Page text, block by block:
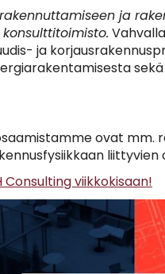
ja
ja
ovat mm.
viikkokisaan!